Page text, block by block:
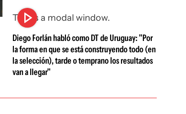
This is a modal window.
Diego Forlán habló como DT de Uruguay: "Por
la forma en que se está construyendo todo (en
la selección), tarde o temprano los resultados
van a llegar"